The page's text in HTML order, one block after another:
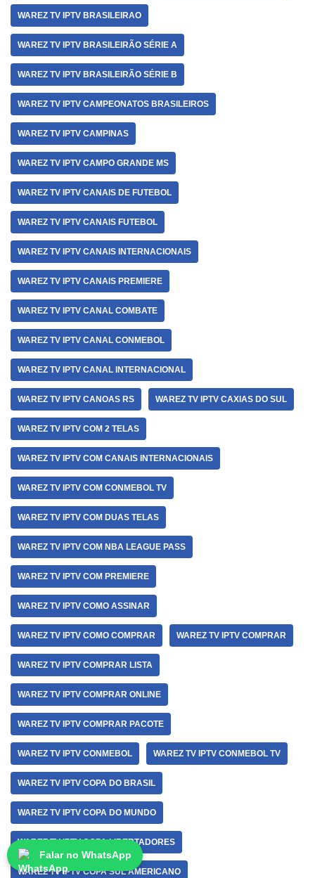
WAREZ TV IPTV BRASILEIRAO
WAREZ TV IPTV BRASILEIRÃO SÉRIE A
WAREZ TV IPTV BRASILEIRÃO SÉRIE B
WAREZ TV IPTV CAMPEONATOS BRASILEIROS
WAREZ TV IPTV CAMPINAS
WAREZ TV IPTV CAMPO GRANDE MS
WAREZ TV IPTV CANAIS DE FUTEBOL
WAREZ TV IPTV CANAIS FUTEBOL
WAREZ TV IPTV CANAIS INTERNACIONAIS
WAREZ TV IPTV CANAIS PREMIERE
WAREZ TV IPTV CANAL COMBATE
WAREZ TV IPTV CANAL CONMEBOL
WAREZ TV IPTV CANAL INTERNACIONAL
WAREZ TV IPTV CANOAS RS WAREZ TV IPTV CAXIAS DO SUL
WAREZ TV IPTV COM 2 TELAS
WAREZ TV IPTV COM CANAIS INTERNACIONAIS
WAREZ TV IPTV COM CONMEBOL TV
WAREZ TV IPTV COM DUAS TELAS
WAREZ TV IPTV COM NBA LEAGUE PASS
WAREZ TV IPTV COM PREMIERE
WAREZ TV IPTV COMO ASSINAR
WAREZ TV IPTV COMO COMPRAR WAREZ TV IPTV COMPRAR
WAREZ TV IPTV COMPRAR LISTA
WAREZ TV IPTV COMPRAR ONLINE
WAREZ TV IPTV COMPRAR PACOTE
WAREZ TV IPTV CONMEBOL WAREZ TV IPTV CONMEBOL TV
WAREZ TV IPTV COPA DO BRASIL
WAREZ TV IPTV COPA DO MUNDO
WAREZ TV IPTV COPA LIBERTADORES
WAREZ TV IPTV COPA SUL AMERICANO
Falar no WhatsApp